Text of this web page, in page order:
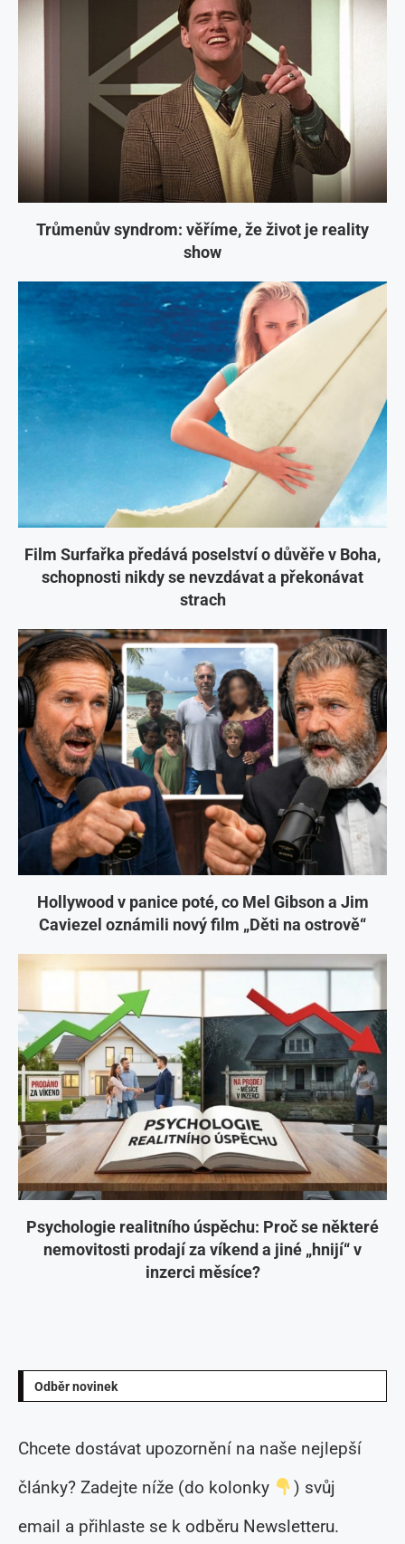
Trůmenův syndrom: věříme, že život je reality
show
Film Surfařka předává poselství o důvěře v Boha,
schopnosti nikdy se nevzdávat a překonávat
strach
Hollywood v panice poté, co Mel Gibson a Jim
Caviezel oznámili nový film „Děti na ostrově“
Psychologie realitního úspěchu: Proč se některé
nemovitosti prodají za víkend a jiné „hnijí“ v
inzerci měsíce?
Odběr novinek
Chcete dostávat upozornění na naše nejlepší
články? Zadejte níže (do kolonky
) svůj
email a přihlaste se k odběru Newsletteru.